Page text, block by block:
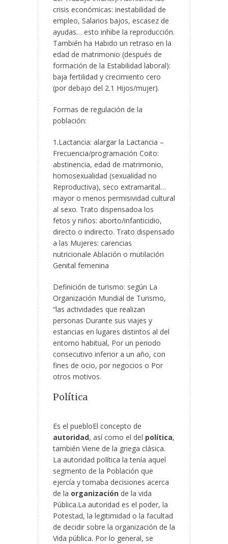
crisis económicas: inestabilidad de
empleo, Salarios bajos, escasez de
ayudas… esto inhibe la reproducción.
También ha Habido un retraso en la
edad de matrimonio (después de
formación de la Estabilidad laboral):
baja fertilidad y crecimiento cero
(por debajo del 2.1 Hijos/mujer).
Formas de regulación de la
población:
1.Lactancia: alargar la Lactancia –
Frecuencia/programación Coito:
abstinencia, edad de matrimonio,
homosexualidad (sexualidad no
Reproductiva), seco extramarital…
mayor o menos permisividad cultural
al sexo. Trato dispensadoa los
fetos y niños: aborto/infanticidio,
directo o indirecto. Trato dispensado
a las Mujeres: carencias
nutricionale Ablación o mutilación
Genital femenina
Definición de turismo: según La
Organización Mundial de Turismo,
“las actividades que realizan
personas Durante sus viajes y
estancias en lugares distintos al del
entorno habitual, Por un periodo
consecutivo inferior a un año, con
fines de ocio, por negocios o Por
otros motivos.
Política
Es el puebloEl concepto de
autoridad, así como el del política,
también Viene de la griega clásica.
La autoridad política la tenía aquel
segmento de la Población que
ejercía y tomaba decisiones acerca
de la organización de la vida
Pública.La autoridad es el poder, la
Potestad, la legitimidad o la facultad
de decidir sobre la organización de la
Vida pública. Por lo general, se